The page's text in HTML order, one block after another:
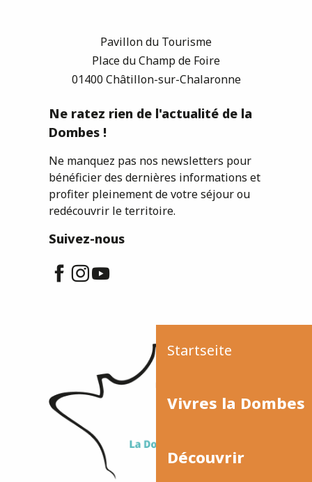
Startseite
Vivres la Dombes
Découvrir
Pavillon du Tourisme
Place du Champ de Foire
01400 Châtillon-sur-Chalaronne
Ne ratez rien de l'actualité de la
Dombes !
Ne manquez pas nos newsletters pour
bénéficier des dernières informations et
profiter pleinement de votre séjour ou
redécouvrir le territoire.
Suivez-nous